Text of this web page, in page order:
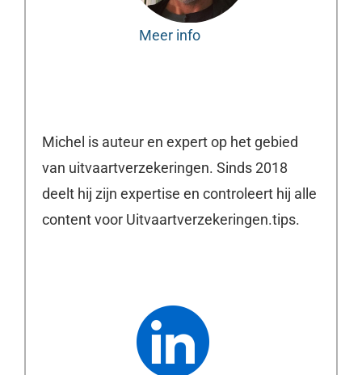
Meer info
Michel is auteur en expert op het gebied
van uitvaartverzekeringen. Sinds 2018
deelt hij zijn expertise en controleert hij alle
content voor Uitvaartverzekeringen.tips.